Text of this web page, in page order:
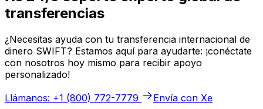
transferencias
¿Necesitas ayuda con tu transferencia internacional de
dinero SWIFT? Estamos aquí para ayudarte: ¡conéctate
con nosotros hoy mismo para recibir apoyo
personalizado!
Llámanos: +1 (800) 772-7779
Envía con Xe